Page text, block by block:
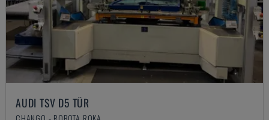
AUDI TSV D5 TÜR